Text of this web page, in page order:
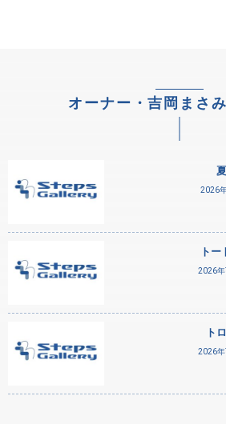
オーナー・吉岡まさ
2026
トー
2026年
ト
2026年